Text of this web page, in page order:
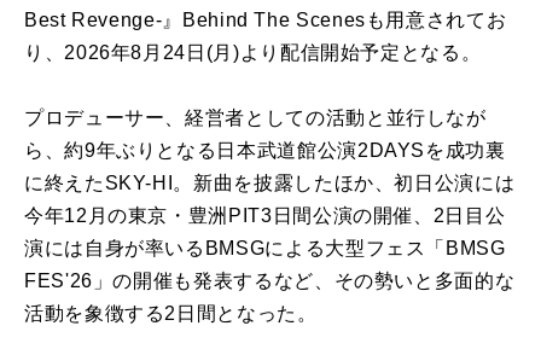
Best Revenge-』Behind The Scenesも用意されてお
り、2026年8月24日(月)より配信開始予定となる。
プロデューサー、経営者としての活動と並行しなが
ら、約9年ぶりとなる日本武道館公演2DAYSを成功裏
に終えたSKY-HI。新曲を披露したほか、初日公演には
今年12月の東京・ 豊洲PIT3日間公演の開催、 2日目公
演には自身が率いるBMSGによる大型フェス「BMSG
FES'26」の開催も発表するなど、 その勢いと多面的な
活動を象徴する2日間となった。